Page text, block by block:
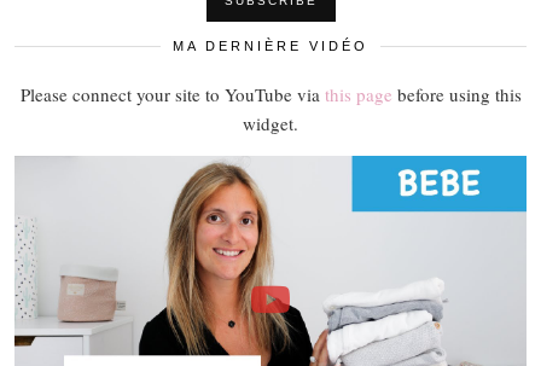
MA DERNIÈRE VIDÉO
Please connect your site to YouTube via this page before using this
widget.